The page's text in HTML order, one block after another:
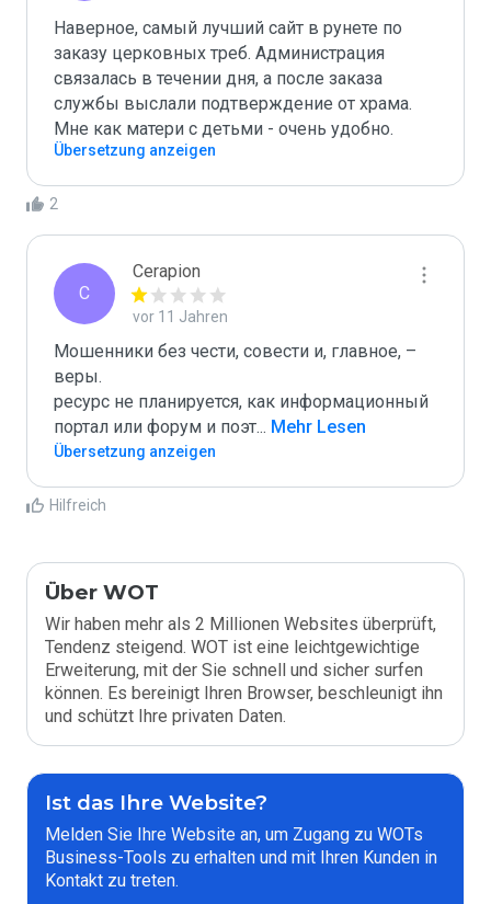
Наверное, самый лучший сайт в рунете по
заказу церковных треб. Администрация
связалась в течении дня, а после заказа
службы выслали подтверждение от храма.
Мне как матери с детьми - очень удобно.
Übersetzung anzeigen
2
C
Cerapion
vor 11 Jahren
Мошенники без чести, совести и, главное, –
веры.
ресурс не планируется, как информационный
портал или форум и поэт... Mehr Lesen
Übersetzung anzeigen
Hilfreich
Über WOT
Wir haben mehr als 2 Millionen Websites überprüft,
Tendenz steigend. WOT ist eine leichtgewichtige
Erweiterung, mit der Sie schnell und sicher surfen
können. Es bereinigt Ihren Browser, beschleunigt ihn
und schützt Ihre privaten Daten.
Ist das Ihre Website?
Melden Sie Ihre Website an, um Zugang zu WOTs
Business-Tools zu erhalten und mit Ihren Kunden in
Kontakt zu treten.